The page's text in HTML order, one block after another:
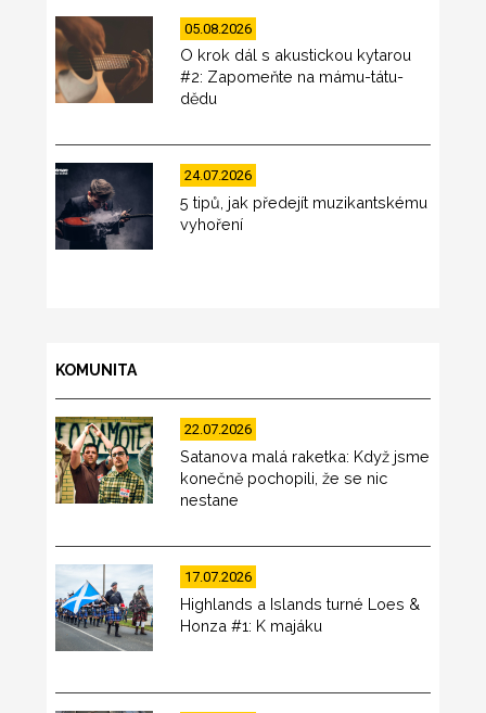
05.08.2026
O krok dál s akustickou kytarou
#2: Zapomeňte na mámu-tátu-
dědu
24.07.2026
5 tipů, jak předejít muzikantskému
vyhoření
KOMUNITA
22.07.2026
Satanova malá raketka: Když jsme
konečně pochopili, že se nic
nestane
17.07.2026
Highlands a Islands turné Loes &
Honza #1: K majáku